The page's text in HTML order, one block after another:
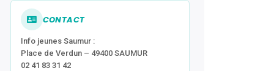
CONTACT
Info jeunes Saumur :
Place de Verdun – 49400 SAUMUR
02 41 83 31 42